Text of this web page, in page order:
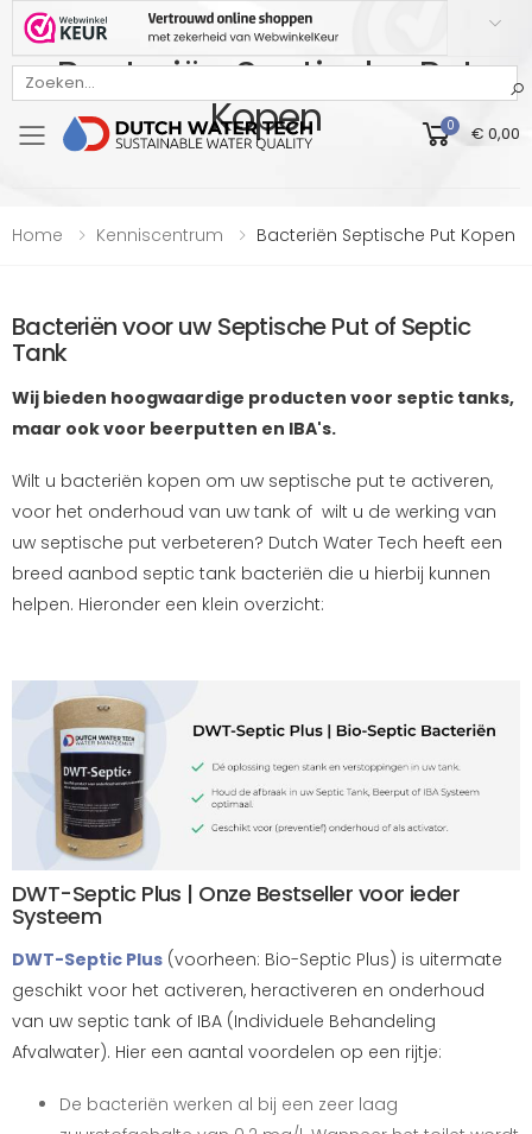
Bekijk onze Webwinkelkeur beoordeling
Toggle mobile menu
0 € 0,00
Bacteriën Septische Put
Kopen
Home Kenniscentrum Bacteriën Septische Put Kopen
Bacteriën voor uw Septische Put of Septic
Tank
Wij bieden hoogwaardige producten voor septic tanks,
maar ook voor beerputten en IBA's.
Wilt u bacteriën kopen om uw septische put te activeren,
voor het onderhoud van uw tank of wilt u de werking van
uw septische put verbeteren? Dutch Water Tech heeft een
breed aanbod septic tank bacteriën die u hierbij kunnen
helpen. Hieronder een klein overzicht:
DWT-Septic Plus | Onze Bestseller voor ieder
Systeem
DWT-Septic Plus (voorheen: Bio-Septic Plus) is uitermate
geschikt voor het activeren, heractiveren en onderhoud
van uw septic tank of IBA (Individuele Behandeling
Afvalwater). Hier een aantal voordelen op een rijtje:
De bacteriën werken al bij een zeer laag